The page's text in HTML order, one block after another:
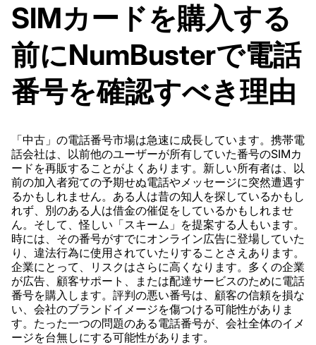
SIMカードを購入する
前にNumBusterで電話
番号を確認すべき理由
「中古」の電話番号市場は急速に成長しています。携帯電
話会社は、以前他のユーザーが所有していた番号のSIMカ
ードを再販することがよくあります。新しい所有者は、以
前の加入者宛ての予期せぬ電話やメッセージに突然遭遇す
るかもしれません。ある人は昔の知人を探しているかもし
れず、別のある人は借金の催促をしているかもしれませ
ん。そして、怪しい「スキーム」を提案する人もいます。
時には、その番号がすでにオンライン広告に登場していた
り、違法行為に使用されていたりすることさえあります。
企業にとって、リスクはさらに高くなります。多くの企業
が広告、顧客サポート、または配達サービスのために電話
番号を購入します。評判の悪い番号は、顧客の信頼を損な
い、会社のブランドイメージを傷つける可能性がありま
す。たった一つの問題のある電話番号が、会社全体のイメ
ージを台無しにする可能性があります。